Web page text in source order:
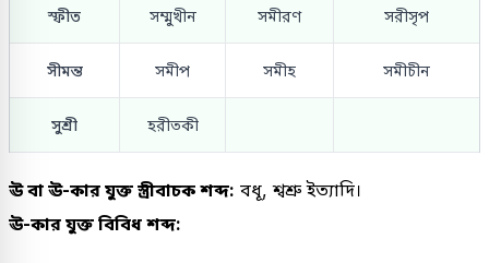
স্ফীত সম্মুখীন সমীরণ সরীসৃপ
সীমন্ত সমীপ সমীহ সমীচীন
সুশ্রী হরীতকী
ঊ বা ঊ-কার যুক্ত স্ত্রীবাচক শব্দ: বধূ, শ্বশ্রু ইত্যাদি।
ঊ-কার যুক্ত বিবিধ শব্দ: